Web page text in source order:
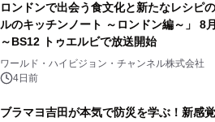
ロンドンで出会う食文化と新たなレシピ
ルのキッチンノート ～ロンドン編～」 8
～BS12 トゥエルビで放送開始
ワールド・ハイビジョン・チャンネル株式会社
4日前
ブラマヨ吉田が本気で防災を学ぶ！新感